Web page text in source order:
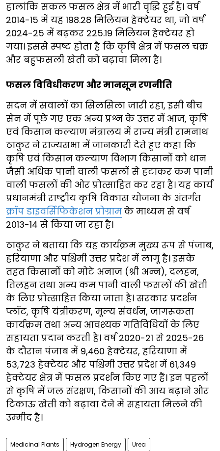
हालांकि सकल फसल क्षेत्र में भारी वृद्धि हुई है। वर्ष
2014-15 में यह 198.28 मिलियन हेक्टेयर था, जो वर्ष
2024-25 में बढ़कर 225.19 मिलियन हेक्टेयर हो
गया। इससे स्पष्ट होता है कि कृषि क्षेत्र में फसल चक्र
और बहुफसली खेती को बढ़ावा मिला है।
फसल विविधीकरण और मानसून रणनीति
सदन में सवालों का सिलसिला जारी रहा, इसी बीच
सेन में पूछे गए एक अन्य प्रश्न के उत्तर में आज, कृषि
एवं किसान कल्याण मंत्रालय में राज्य मंत्री रामनाथ
ठाकुर ने राज्यसभा में जानकारी देते हुए कहा कि
कृषि एवं किसान कल्याण विभाग किसानों को धान
जैसी अधिक पानी वाली फसलों से हटाकर कम पानी
वाली फसलों की ओर प्रोत्साहित कर रहा है। यह कार्य
प्रधानमंत्री राष्ट्रीय कृषि विकास योजना के अंतर्गत
क्रॉप डाइवर्सिफिकेशन प्रोग्राम के माध्यम से वर्ष
2013-14 से किया जा रहा है।
ठाकुर ने बताया कि यह कार्यक्रम मुख्य रूप से पंजाब,
हरियाणा और पश्चिमी उत्तर प्रदेश में लागू है। इसके
तहत किसानों को मोटे अनाज (श्री अन्न), दलहन,
तिलहन तथा अन्य कम पानी वाली फसलों की खेती
के लिए प्रोत्साहित किया जाता है। सरकार प्रदर्शन
प्लॉट, कृषि यंत्रीकरण, मूल्य संवर्धन, जागरूकता
कार्यक्रम तथा अन्य आवश्यक गतिविधियों के लिए
सहायता प्रदान करती है। वर्ष 2020-21 से 2025-26
के दौरान पंजाब में 9,460 हेक्टेयर, हरियाणा में
53,723 हेक्टेयर और पश्चिमी उत्तर प्रदेश में 61,349
हेक्टेयर क्षेत्र में फसल प्रदर्शन किए गए हैं। इन पहलों
से कृषि में जल संरक्षण, किसानों की आय बढ़ाने और
टिकाऊ खेती को बढ़ावा देने में सहायता मिलने की
उम्मीद है।
Medicinal Plants Hydrogen Energy Urea